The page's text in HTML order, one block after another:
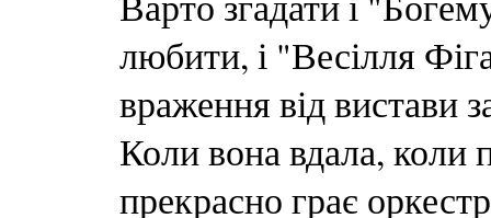
любити, і "Весілля
враження від вистави
Коли вона вдала, коли
прекрасно грає